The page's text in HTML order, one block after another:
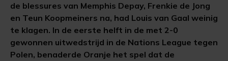
de blessures van Memphis Depay, Frenkie de Jong
en Teun Koopmeiners na, had Louis van Gaal weinig
te klagen. In de eerste helft in de met 2-0
gewonnen uitwedstrijd in de Nations League tegen
Polen, benaderde Oranje het spel dat de